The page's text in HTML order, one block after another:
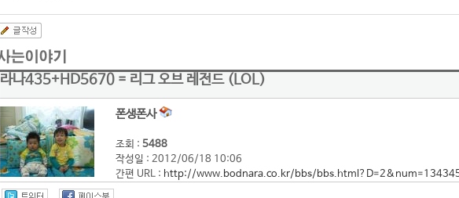
라나435+HD5670 = 리그 오브 레전드 (LOL)
폰생폰사
조회 : 5488
작성일 : 2012/06/18 10:06
간편 URL : http://www.bodnara.co.kr/bbs/